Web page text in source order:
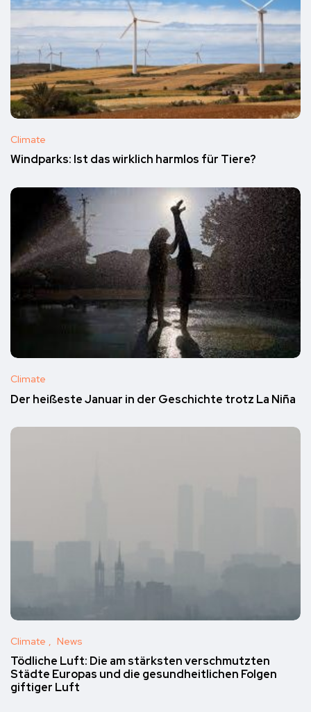
Climate
Windparks: Ist das wirklich harmlos für Tiere?
Climate
Der heißeste Januar in der Geschichte trotz La Niña
Climate News
Tödliche Luft: Die am stärksten verschmutzten
Städte Europas und die gesundheitlichen Folgen
giftiger Luft